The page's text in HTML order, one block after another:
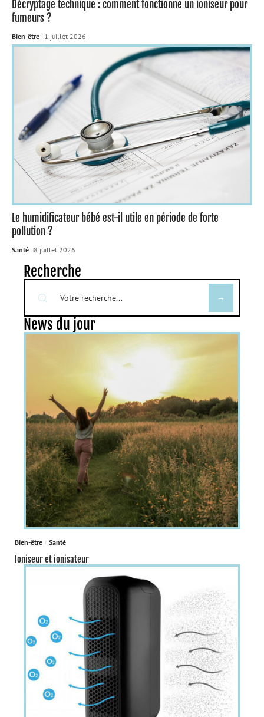
Décryptage technique : comment fonctionne un ioniseur pour
fumeurs ?
Bien-être 1 juillet 2026
Le humidificateur bébé est-il utile en période de forte
pollution ?
Santé 8 juillet 2026
Recherche
News du jour
Bien-être Santé
Ioniseur et ionisateur